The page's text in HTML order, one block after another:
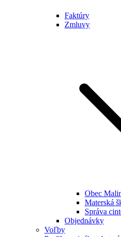
Faktúry
Zmluvy
Obec
Materská
Správa
Objednávky
Voľby